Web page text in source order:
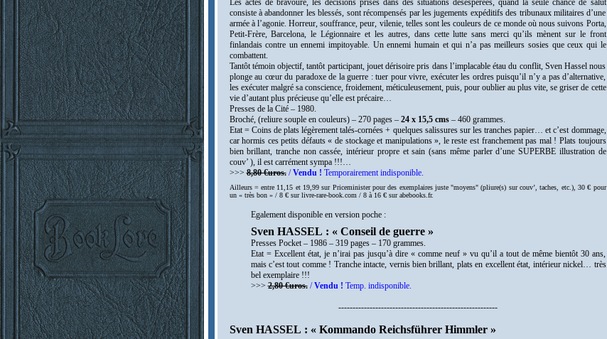
Les actes de bravoure, les décisions prises dans des situations désespérées, quand la seule chance de salut
consiste à abandonner les blessés, sont récompensés par les jugements expéditifs des tribunaux militaires d’une
armée à l’agonie.Horreur, souffrance, peur, vilenie, telles sont les couleurs de ce monde où nous suivons Porta,
Petit-Frère, Barcelona, le Légionnaire et les autres, dans cette lutte sans merci qu’ils mènent sur le front
finlandais contre un ennemi impitoyable. Un ennemi humain et qui n’a pas meilleurs sosies que ceux qui le
combattent.
Tantôt témoin objectif, tantôt participant, jouet dérisoire pris dans l’implacable étau du conflit, Sven Hassel nous
plonge au cœur du paradoxe de la guerre : tuer pour vivre, exécuter les ordres puisqu’il n’y a pas d’alternative,
les exécuter malgré sa conscience, froidement, méticuleusement, puis, pour oublier au plus vite, se griser de cette
vie d’autant plus précieuse qu’elle est précaire…
Presses de la Cité – 1980.
Broché, (reliure souple en couleurs) – 270 pages – 24 x 15,5 cms– 460 grammes.
Etat = Coins de plats légèrement talés-cornées + quelques salissures sur les tranches papier… et c’est dommage,
car hormis ces petits défauts « de stockage et manipulations », le reste est franchement pas mal ! Plats toujours
bien brillant, tranche non cassée, intérieur propre et sain (sans même parler d’une SUPERBE illustration de
couv’ ), il est carrément sympa !!!…
>>>8,80 €uros. /Vendu ! Temporairement indisponible.
Ailleurs = entre 11,15 et 19,99 sur Priceminister pour des exemplaires juste "moyens" (pliure(s) sur couv’, taches, etc.), 30 € pour
un « très bon » / 8 € sur livre-rare-book.com / 8 à 16 € sur abebooks.fr.
Egalement disponible en version poche :
Sven HASSEL : « Conseil de guerre »
Presses Pocket – 1986 – 319 pages – 170 grammes.
Etat = Excellent état, je n’irai pas jusqu’à dire « comme neuf » vu qu’il a tout de même bientôt 30 ans,
mais c’est tout comme ! Tranche intacte, vernis bien brillant, plats en excellent état, intérieur nickel… très
bel exemplaire !!!
>>>2,80 €uros. /Vendu ! Temp. indisponible.
--------------------------------------------------------
Sven HASSEL : « Kommando Reichsführer Himmler »